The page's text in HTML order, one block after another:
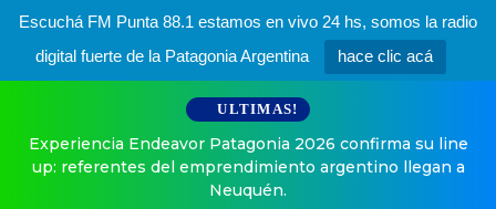
Escuchá FM Punta 88.1 estamos en vivo 24 hs, somos la radio
digital fuerte de la Patagonia Argentina
hace clic acá
ULTIMAS!
Experiencia Endeavor Patagonia 2026 confirma su line
up: referentes del emprendimiento argentino llegan a
Neuquén.